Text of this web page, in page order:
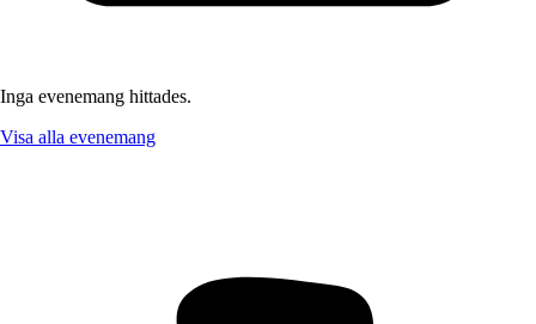
Inga evenemang hittades.
Visa alla evenemang